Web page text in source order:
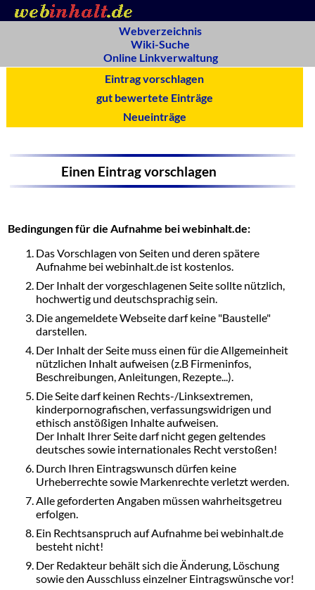
Webverzeichnis
Wiki-Suche
Online Linkverwaltung
Eintrag vorschlagen
gut bewertete Einträge
Neueinträge
Einen Eintrag vorschlagen
Bedingungen für die Aufnahme bei webinhalt.de:
Das Vorschlagen von Seiten und deren spätere
Aufnahme bei webinhalt.de ist kostenlos.
Der Inhalt der vorgeschlagenen Seite sollte nützlich,
hochwertig und deutschsprachig sein.
Die angemeldete Webseite darf keine "Baustelle"
darstellen.
Der Inhalt der Seite muss einen für die Allgemeinheit
nützlichen Inhalt aufweisen (z.B Firmeninfos,
Beschreibungen, Anleitungen, Rezepte...).
Die Seite darf keinen Rechts-/Linksextremen,
kinderpornografischen, verfassungswidrigen und
ethisch anstößigen Inhalte aufweisen.
Der Inhalt Ihrer Seite darf nicht gegen geltendes
deutsches sowie internationales Recht verstoßen!
Durch Ihren Eintragswunsch dürfen keine
Urheberrechte sowie Markenrechte verletzt werden.
Alle geforderten Angaben müssen wahrheitsgetreu
erfolgen.
Ein Rechtsanspruch auf Aufnahme bei webinhalt.de
besteht nicht!
Der Redakteur behält sich die Änderung, Löschung
sowie den Ausschluss einzelner Eintragswünsche vor!